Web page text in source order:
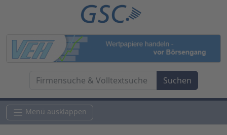
Menü ausklappen